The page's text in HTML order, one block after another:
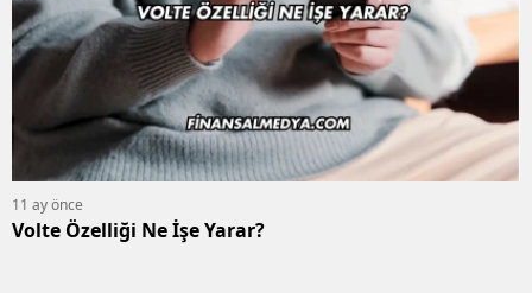
11 ay önce
Volte Özelliği Ne İşe Yarar?